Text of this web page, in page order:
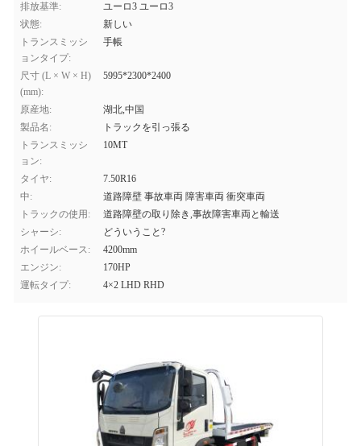
排放基準:
ユーロ3 ユーロ3
状態:
新しい
トランスミッシ
ョンタイプ:
手帳
尺寸 (L × W × H)
(mm):
5995*2300*2400
原産地:
湖北,中国
製品名:
トラックを引っ張る
トランスミッシ
ョン:
10MT
タイヤ:
7.50R16
中:
道路障壁 事故車両 障害車両 衝突車両
トラックの使用:
道路障壁の取り除き,事故障害車両と輸送
シャーシ:
どういうこと?
ホイールベース:
4200mm
エンジン:
170HP
運転タイプ:
4×2 LHD RHD